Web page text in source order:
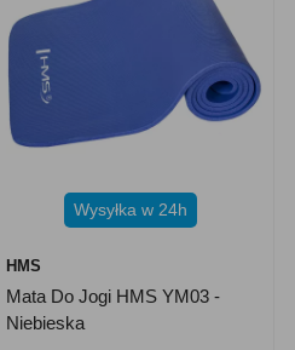
Wysyłka w 24h
HMS
Mata Do Jogi HMS YM03 -
Niebieska